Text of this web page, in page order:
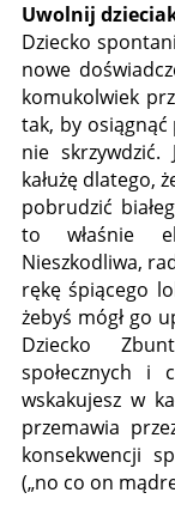
Uwolnij
Dziecko
nowe
komukolwiek
tak, by osiągnąć
nie
kałużę dlatego,
pobrudzić
to właśnie
Nieszkodliwa,
rękę śpiącego
żebyś mógł go
Dziecko
społecznych i
wskakujesz w
przemawia
konsekwencji
(„no co on